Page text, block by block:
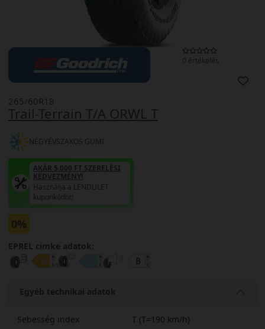
0 értékelés
Trail-Terrain T/A ORWL T
265/60R18
NÉGYÉVSZAKOS GUMI
AKÁR 5.000 FT SZERELÉSI
KEDVEZMÉNY!
Használja a LENDÜLET
kuponkódot!
0%
EPREL cimke adatok:
Egyéb technikai adatok
Sebesség index
T (T=190 km/h)